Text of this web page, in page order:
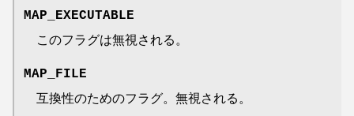
MAP_EXECUTABLE
このフラグは無視される。
MAP_FILE
互換性のためのフラグ。無視される。